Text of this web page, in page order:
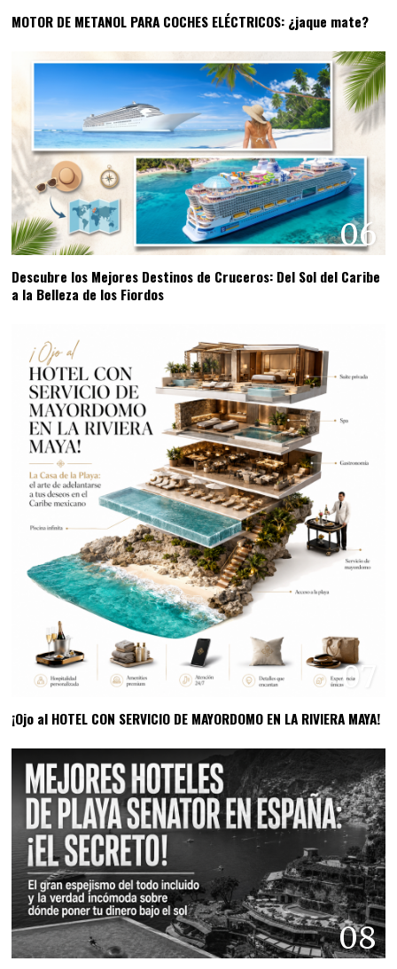
MOTOR DE METANOL PARA COCHES ELÉCTRICOS: ¿jaque mate?
06
Descubre los Mejores Destinos de Cruceros: Del Sol del Caribe
a la Belleza de los Fiordos
07
¡Ojo al HOTEL CON SERVICIO DE MAYORDOMO EN LA RIVIERA MAYA!
08